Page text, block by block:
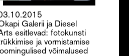
Galerii ja Diesel
esitlevad: fotokunsti
ja vormistamise
loomingulised võimalused